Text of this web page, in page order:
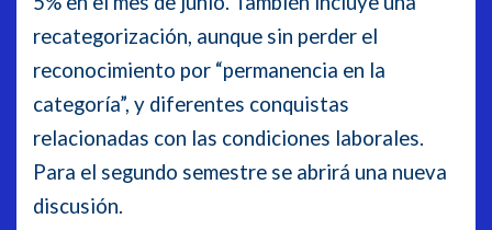
recategorización, aunque sin perder el
reconocimiento por “permanencia en la
categoría”, y diferentes conquistas
relacionadas con las condiciones laborales.
Para el segundo semestre se abrirá una nueva
discusión.